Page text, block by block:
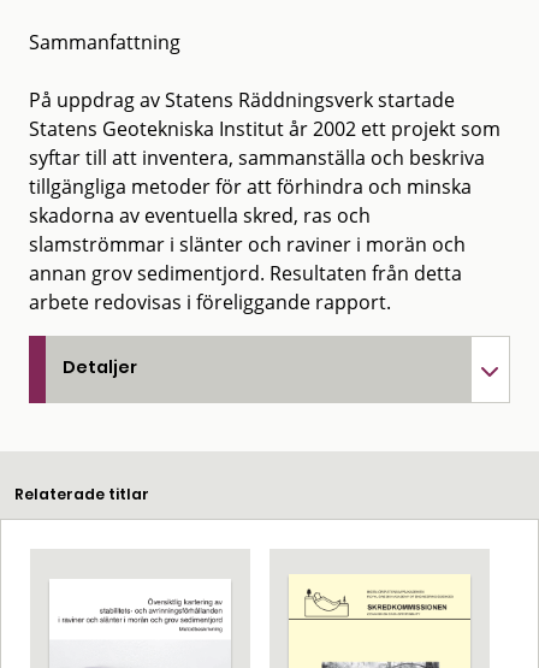
Sammanfattning
På uppdrag av Statens Räddningsverk startade
Statens Geotekniska Institut år 2002 ett projekt som
syftar till att inventera, sammanställa och beskriva
tillgängliga metoder för att förhindra och minska
skadorna av eventuella skred, ras och
slamströmmar i slänter och raviner i morän och
annan grov sedimentjord. Resultaten från detta
arbete redovisas i föreliggande rapport.
Detaljer
Relaterade titlar